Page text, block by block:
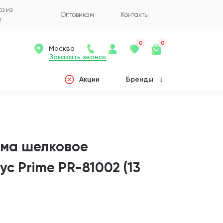
из
Оптовикам Контакты
Заказать звонок
Москва
0 0
Акции Бренды
шелковое
Prime PR-81002 (13